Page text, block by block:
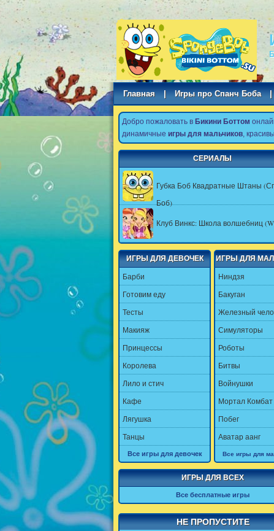
Главная | Игры про Спанч Боба |
Добро пожаловать в Бикини Боттом
динамичные игры для мальчиков,
СЕРИАЛЫ
Губка Боб Квадратные Штаны
Боб)
Клуб Винкс: Школа волшебниц
ИГРЫ ДЛЯ ДЕВОЧЕК
Барби
Готовим еду
Тесты
Макияж
Принцессы
Королева
Лило и стич
Кафе
Лягушка
Танцы
Все игры для девочек
ИГРЫ ДЛЯ
Ниндзя
Бакуган
Железный
Симуляторы
Роботы
Битвы
Войнушки
Мортал Комбат
Побег
Аватар аанг
Все игры для
ИГРЫ ДЛЯ ВСЕХ
Все бесплатные игры
НЕ ПРОПУСТИТЕ